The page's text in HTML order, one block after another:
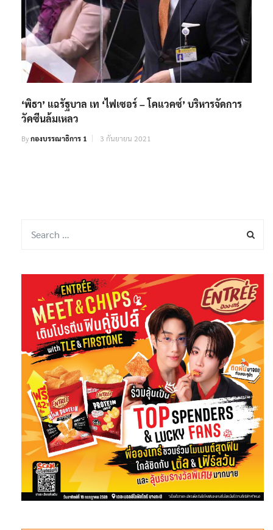
‘พิธา’ แฉรัฐบาล เท ‘ไฟเซอร์ – โคแวคซ์’ บริหารจัดการ
วัคซีนล้มเหลว
Byกองบรรณาธิการ 1 3 กันยายน 2021